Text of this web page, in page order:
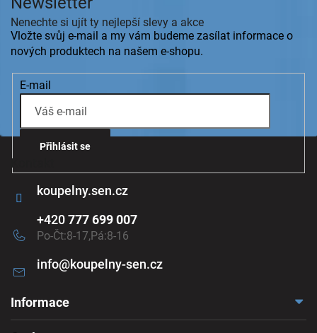
Kontakt
info@koupelny-sen.cz
+420777 699 007
Po-Čt:8-17,Pá:8-16
koupelny.sen.cz
Informace
Nenechte si ujít ty nejlepší slevy a akce
Vložte svůj e-mail a my vám budeme zasílat informace o
nových produktech na našem e-shopu.
E-mail
Přihlásit se